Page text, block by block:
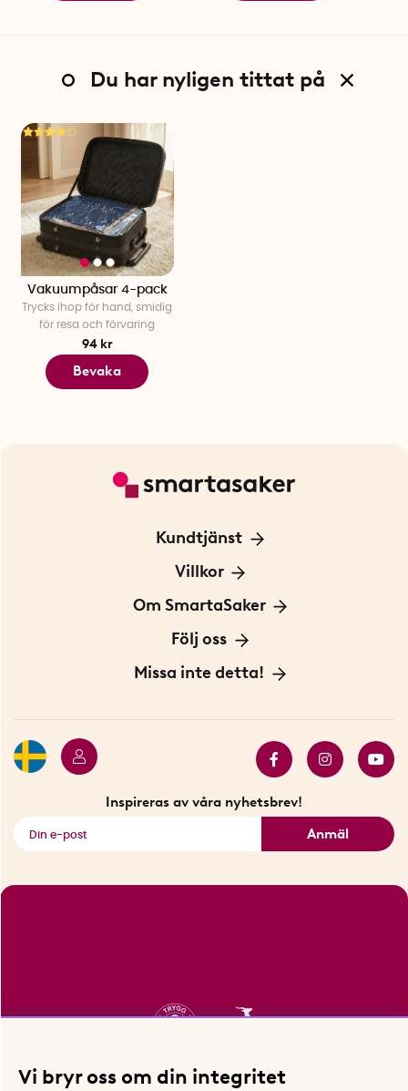
Du har nyligen tittat på
Vakuumpåsar 4-pack
Trycks ihop för hand, smidig
för resa och förvaring
94 kr
Bevaka
Kundtjänst
Kontakta oss
För Företag
Villkor
Frakt och leverans
Personuppgiftspolicy
Om SmartaSaker
Om oss
Vår historia
Följ oss
Blogg: Smarta tips
Missa inte detta!
Inspireras av våra nyhetsbrev!
Anmäl
Vi bryr oss om din integritet